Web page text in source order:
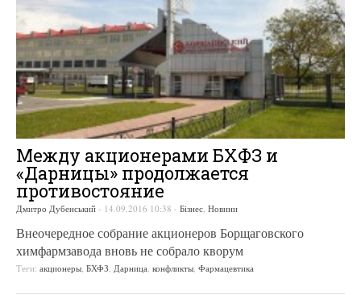
Между акционерами БХФЗ и
«Дарницы» продолжается
противостояние
Дмитро Дубенський - 14.09.2016 10:38 - Бізнес Новини
Внеочередное собрание акционеров Борщаговского
химфармзавода вновь не собрало кворум
Теги: акционеры БХФЗ Дарница конфликты Фармацевтика